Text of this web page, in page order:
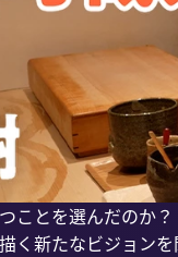
ことを選んだのか
く新たなビジョンを